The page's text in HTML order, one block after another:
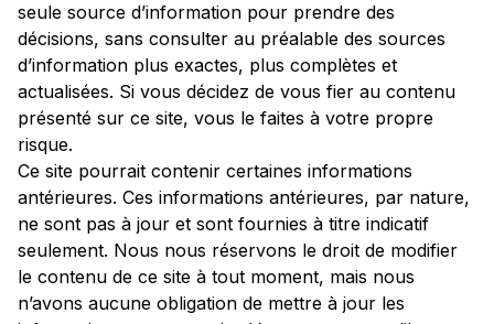
seule source d’information pour prendre des
décisions, sans consulter au préalable des sources
d’information plus exactes, plus complètes et
actualisées. Si vous décidez de vous fier au contenu
présenté sur ce site, vous le faites à votre propre
risque.
Ce site pourrait contenir certaines informations
antérieures. Ces informations antérieures, par nature,
ne sont pas à jour et sont fournies à titre indicatif
seulement. Nous nous réservons le droit de modifier
le contenu de ce site à tout moment, mais nous
n’avons aucune obligation de mettre à jour les